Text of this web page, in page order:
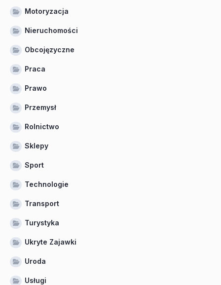
Motoryzacja
Nieruchomości
Obcojęzyczne
Praca
Prawo
Przemysł
Rolnictwo
Sklepy
Sport
Technologie
Transport
Turystyka
Ukryte Zajawki
Uroda
Usługi